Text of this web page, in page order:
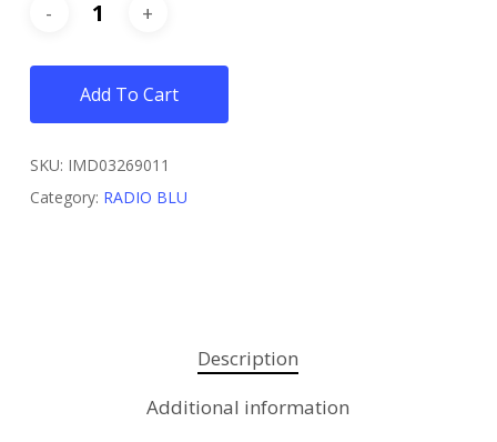
Add To Cart
SKU: IMD03269011
Category: RADIO BLU
Description
Additional information